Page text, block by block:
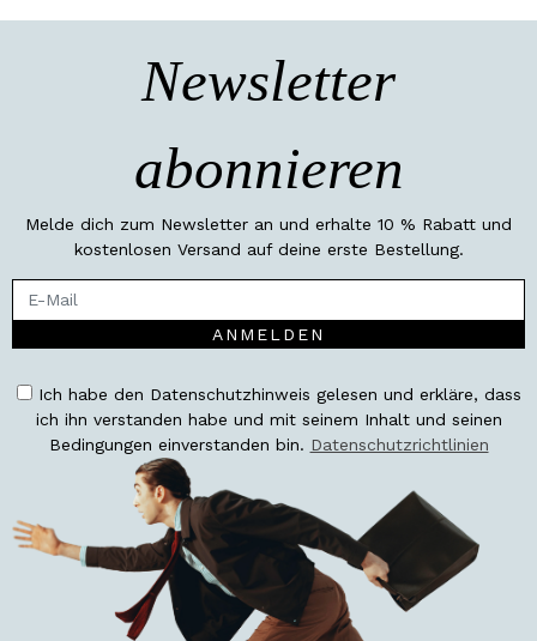
Newsletter
abonnieren
Melde dich zum Newsletter an und erhalte 10 % Rabatt und
kostenlosen Versand auf deine erste Bestellung.
ANMELDEN
Ich habe den Datenschutzhinweis gelesen und erkläre, dass
ich ihn verstanden habe und mit seinem Inhalt und seinen
Bedingungen einverstanden bin. Datenschutzrichtlinien